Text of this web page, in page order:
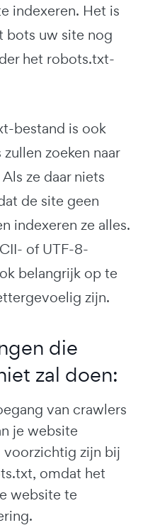
indexeren. Het is
bots uw site nog
het robots.txt-
bestand is ook
zoeken naar
Als ze daar niets
de site geen
indexeren ze alles.
of UTF-8-
belangrijk op te
zijn.
die
zal doen:
van crawlers
je website
voorzichtig zijn bij
omdat het
website te